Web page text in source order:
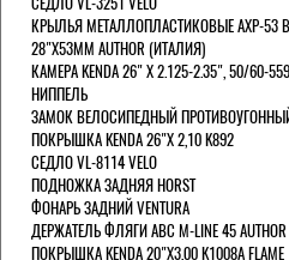
КРЫЛЬЯ МЕТАЛЛОПЛАСТИКОВЫЕ AXP-53
28"Х53ММ AUTHOR (ИТАЛИЯ)
КАМЕРА KENDA 26" Х 2.125-2.35", 50/60-
НИППЕЛЬ
ЗАМОК ВЕЛОСИПЕДНЫЙ ПРОТИВОУГОННЫЙ
ПОКРЫШКА KENDA 26"Х 2,10 K892
СЕДЛО VL-8114 VELO
ПОДНОЖКА ЗАДНЯЯ HORST
ФОНАРЬ ЗАДНИЙ VENTURA
ДЕРЖАТЕЛЬ ФЛЯГИ АВС M-LINE 45 AUTHOR
ПОКРЫШКА KENDA 20"Х3,00 K1008A FLAME